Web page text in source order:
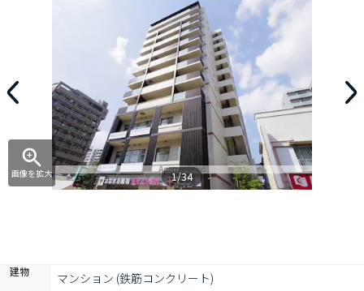
画像を拡大 1/34
建物 マンション (鉄筋コンクリート)